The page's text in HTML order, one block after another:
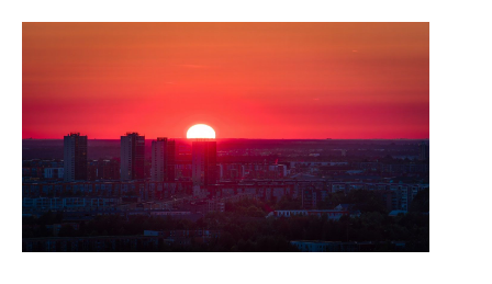
"ДНР"
Армия Украины
Помощь проекту
Стиль Диалога
Пресс-релизы
Пресс-релизы
Авторское
Мнение
Блоги